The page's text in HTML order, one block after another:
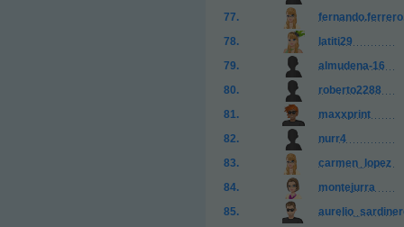
latiti29
almudena-16
roberto2288
maxxprint
nurr4
carmen_lopez
montejurra